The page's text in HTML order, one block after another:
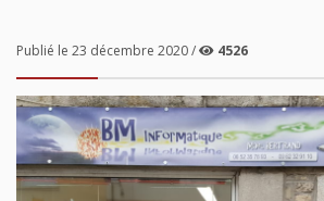
Publié le 23 décembre 2020 / 4526